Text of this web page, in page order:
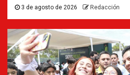
3 de agosto de 2026 Redacción